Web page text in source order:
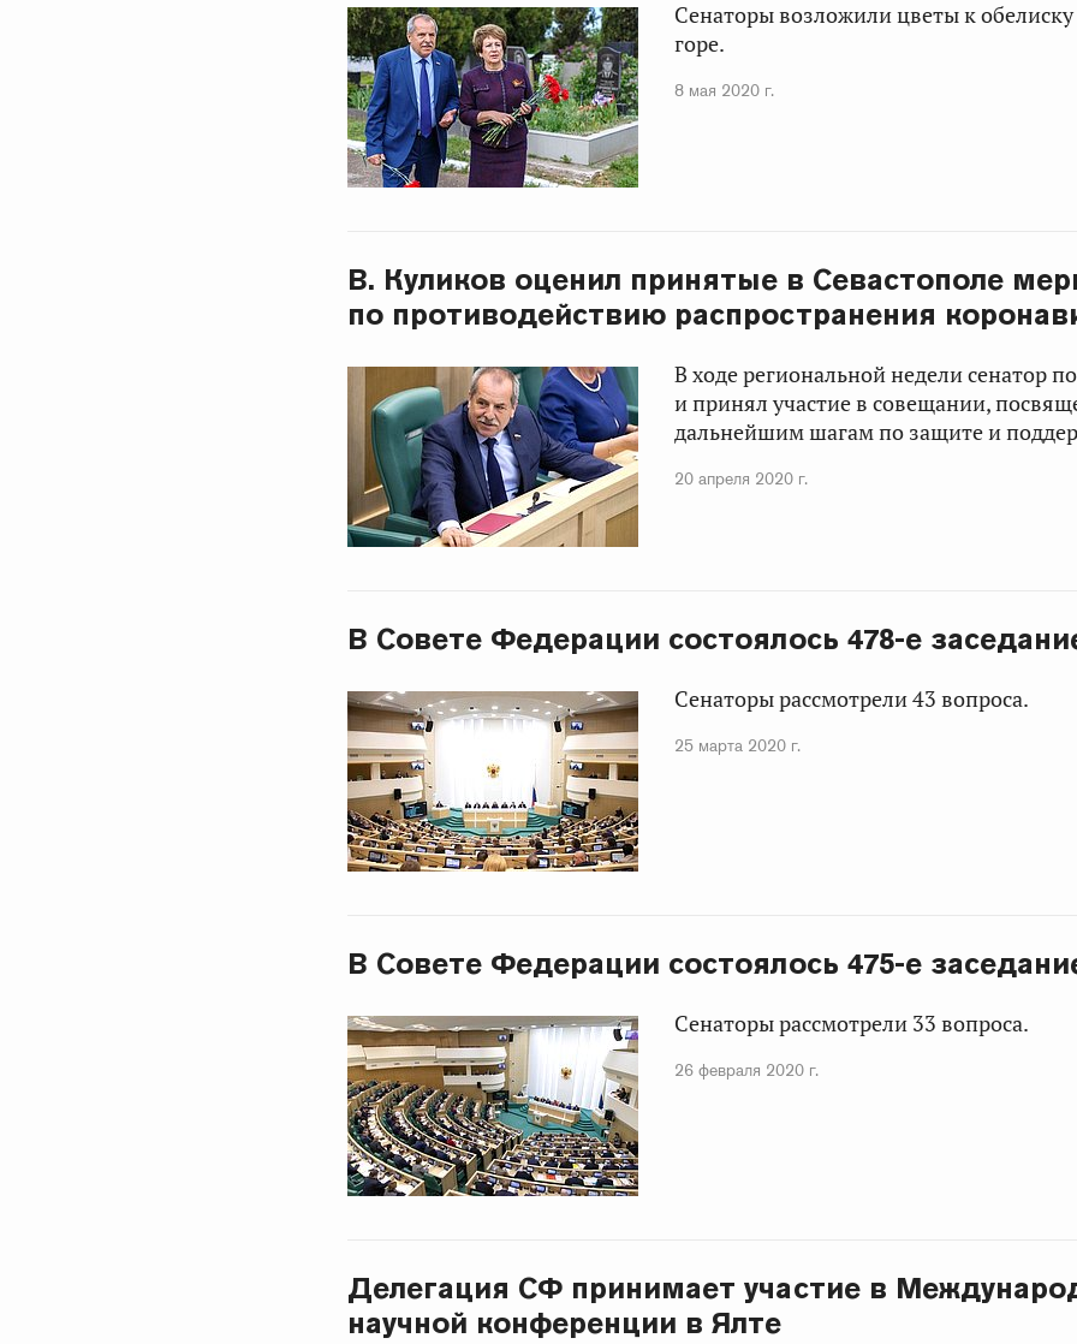
Сенаторы возложили цветы к
горе.
8 мая 2020 г.
В. Куликов оценил принятые в Севастополе
по противодействию распространения
В ходе региональной недели сенатор
и принял участие в совещании,
дальнейшим шагам по защите и
20 апреля 2020 г.
В Совете Федерации состоялось 478-е
Сенаторы рассмотрели 43 вопроса.
25 марта 2020 г.
В Совете Федерации состоялось 475-е
Сенаторы рассмотрели 33 вопроса.
26 февраля 2020 г.
Делегация СФ принимает участие в
научной конференции в Ялте